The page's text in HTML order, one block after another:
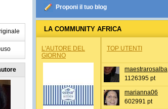
Proponi il tuo blog
LA COMMUNITY AFRICA
L'AUTORE DEL
GIORNO
TOP UTENTI
maestrarosalba
1126395 pt
marianna06
602991 pt